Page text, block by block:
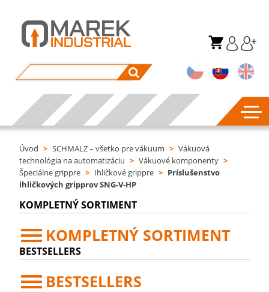
Úvod > SCHMALZ – všetko pre vákuum > Vákuová
technológia na automatizáciu > Vákuové komponenty >
Špeciálne grippre > Ihličkové grippre > Príslušenstvo
ihličkových gripprov SNG-V-HP
KOMPLETNÝ SORTIMENT
KOMPLETNÝ SORTIMENT
BESTSELLERS
BESTSELLERS